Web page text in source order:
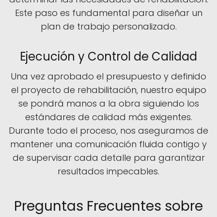
Este paso es fundamental para diseñar un
plan de trabajo personalizado.
Ejecución y Control de Calidad
Una vez aprobado el presupuesto y definido
el proyecto de rehabilitación, nuestro equipo
se pondrá manos a la obra siguiendo los
estándares de calidad más exigentes.
Durante todo el proceso, nos aseguramos de
mantener una comunicación fluida contigo y
de supervisar cada detalle para garantizar
resultados impecables.
Preguntas Frecuentes sobre